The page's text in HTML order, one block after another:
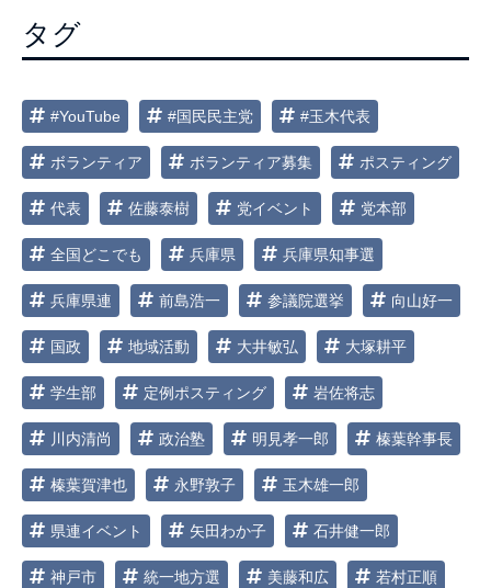
ー
シ
ン
タグ
#YouTube #国民民主党 #玉木代表
ボランティア ボランティア募集 ポスティング
代表 佐藤泰樹 党イベント 党本部
全国どこでも 兵庫県 兵庫県知事選
兵庫県連 前島浩一 参議院選挙 向山好一
国政 地域活動 大井敏弘 大塚耕平
学生部 定例ポスティング 岩佐将志
川内清尚 政治塾 明見孝一郎 榛葉幹事長
榛葉賀津也 永野敦子 玉木雄一郎
県連イベント 矢田わか子 石井健一郎
神戸市 統一地方選 美藤和広 若村正順